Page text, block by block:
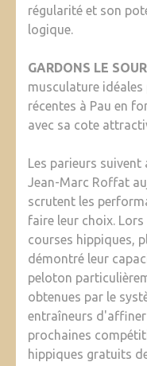
régularité et son
logique.
GARDONS LE
musculature idéales
récentes à Pau en
avec sa cote
Les parieurs
Jean-Marc Roffat
scrutent les
faire leur choix.
courses hippiques,
démontré leur
peloton
obtenues par le
entraîneurs d'affiner
prochaines
hippiques gratuits